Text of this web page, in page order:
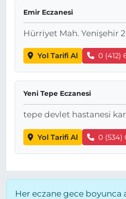
Emir Eczanesi
Hürriyet Mah. Yenişehir
Yol Tarifi Al 0 (412)
Yeni Tepe Eczanesi
tepe devlet hastanesi
Yol Tarifi Al 0 (534)
Her eczane gece boyunca